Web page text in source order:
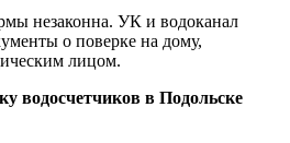
незаконна. УК и водоканал
о поверке на дому,
лицом.
водосчетчиков в Подольске